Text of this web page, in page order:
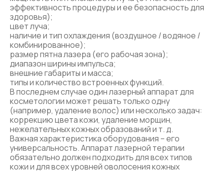
эффективность процедуры и ее безопасность для
здоровья);
цвет луча;
наличие и тип охлаждения (воздушное / водяное /
комбинированное);
размер пятна лазера (его рабочая зона);
диапазон ширины импульса;
внешние габариты и масса;
типы и количество встроенных функций.
В последнем случае один лазерный аппарат для
косметологии может решать только одну
(например, удаление волос) или несколько задач:
коррекцию цвета кожи, удаление морщин,
нежелательных кожных образований и т. д.
Важная характеристика оборудования – его
универсальность. Аппарат лазерной терапии
обязательно должен подходить для всех типов
кожи и для всех уровней оволосения кожных